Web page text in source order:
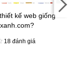
kế web giống
18 đánh giá